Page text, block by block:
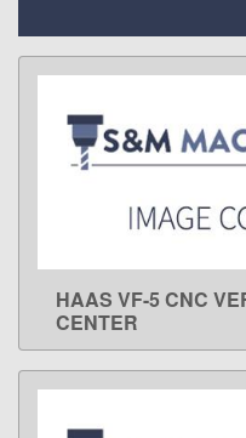
HAAS VF-5 CNC
CENTER